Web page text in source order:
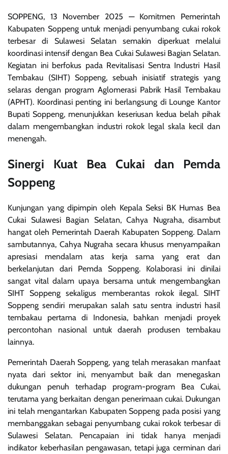
SOPPENG, 13 November 2025 — Komitmen Pemerintah
Kabupaten Soppeng untuk menjadi penyumbang cukai rokok
terbesar di Sulawesi Selatan semakin diperkuat melalui
koordinasi intensif dengan Bea Cukai Sulawesi Bagian Selatan.
Kegiatan ini berfokus pada Revitalisasi Sentra Industri Hasil
Tembakau (SIHT) Soppeng, sebuah inisiatif strategis yang
selaras dengan program Aglomerasi Pabrik Hasil Tembakau
(APHT). Koordinasi penting ini berlangsung di Lounge Kantor
Bupati Soppeng, menunjukkan keseriusan kedua belah pihak
dalam mengembangkan industri rokok legal skala kecil dan
menengah.
Sinergi Kuat Bea Cukai dan Pemda
Soppeng
Kunjungan yang dipimpin oleh Kepala Seksi BK Humas Bea
Cukai Sulawesi Bagian Selatan, Cahya Nugraha, disambut
hangat oleh Pemerintah Daerah Kabupaten Soppeng. Dalam
sambutannya, Cahya Nugraha secara khusus menyampaikan
apresiasi mendalam atas kerja sama yang erat dan
berkelanjutan dari Pemda Soppeng. Kolaborasi ini dinilai
sangat vital dalam upaya bersama untuk mengembangkan
SIHT Soppeng sekaligus memberantas rokok ilegal. SIHT
Soppeng sendiri merupakan salah satu sentra industri hasil
tembakau pertama di Indonesia, bahkan menjadi proyek
percontohan nasional untuk daerah produsen tembakau
lainnya.
Pemerintah Daerah Soppeng, yang telah merasakan manfaat
nyata dari sektor ini, menyambut baik dan menegaskan
dukungan penuh terhadap program-program Bea Cukai,
terutama yang berkaitan dengan penerimaan cukai. Dukungan
ini telah mengantarkan Kabupaten Soppeng pada posisi yang
membanggakan sebagai penyumbang cukai rokok terbesar di
Sulawesi Selatan. Pencapaian ini tidak hanya menjadi
indikator keberhasilan pengawasan, tetapi juga cerminan dari